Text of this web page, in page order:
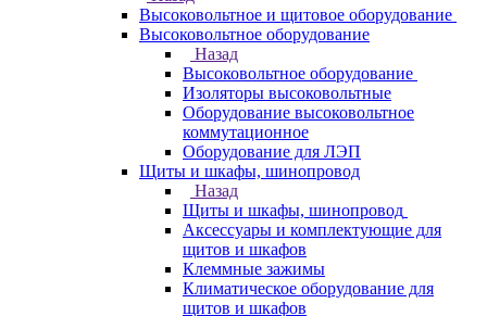
Высоковольтное и щитовое оборудование
Высоковольтное оборудование
Назад
Высоковольтное оборудование
Изоляторы высоковольтные
Оборудование высоковольтное
коммутационное
Оборудование для ЛЭП
Щиты и шкафы, шинопровод
Назад
Щиты и шкафы, шинопровод
Аксессуары и комплектующие для
щитов и шкафов
Клеммные зажимы
Климатическое оборудование для
щитов и шкафов